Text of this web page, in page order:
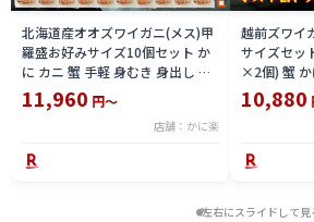
北海道産オオズワイガニ(メス)甲
羅盛お好みサイズ10個セット か
に カニ 蟹 手軽 身むき 身出し か
にみそ カニ味噌 国産 冷凍グルメ
食べやすい お取り寄せ 訳あり 家
庭用 甲羅盛り 柔らかい お祝い ギ
フト 特大 オオズワイガニ かに酢
付き 内子 外子 お中元 プロトン凍
11,960 円～
店舗：かに楽
越前ズワイ
サイズセッ
×2個) 蟹 か
凍 国産 カ
セコガニ 甲
級 お中元
ワイガニ 福
茹で プロ
10,880
左右にスライドして見